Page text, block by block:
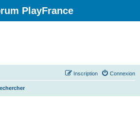
PlayFrance
Connexion
Inscription